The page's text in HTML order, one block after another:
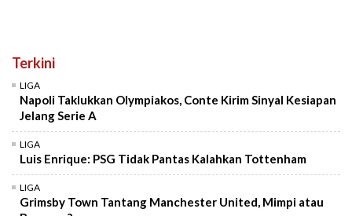
Terkini
LIGA
Napoli Taklukkan Olympiakos, Conte Kirim Sinyal Kesiapan
Jelang Serie A
LIGA
Luis Enrique: PSG Tidak Pantas Kalahkan Tottenham
LIGA
Grimsby Town Tantang Manchester United, Mimpi atau